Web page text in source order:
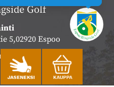
Golf
5,02920 Espoo
kartalla